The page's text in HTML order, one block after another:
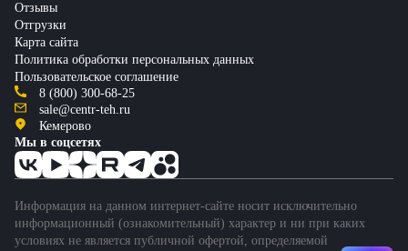
Отзывы
Отгрузки
Карта сайта
Политика обработки персональных данных
Пользовательское соглашение
8 (800) 300-68-25
sale@centr-teh.ru
Кемерово
Мы в соцсетях
Информация на данном интернет-сайте носит исключительно
информационный (ознакомительный) характер и ни при каких
условиях не является публичной офертой, определяемой